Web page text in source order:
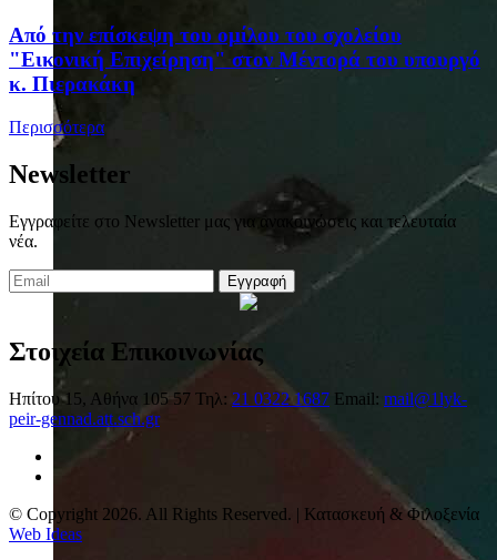
Από την επίσκεψη του ομίλου του σχολείου
"Εικονική Επιχείρηση" στον Μέντορά του υπουργό
κ. Πιερακάκη
Περισσότερα
Newsletter
Εγγραφείτε στο Newsletter μας για ανακοινώσεις και τελευταία
νέα.
Εγγραφή
Στοιχεία Επικοινωνίας
Ηπίτου 15, Αθήνα 105 57 Τηλ: 21 0322 1687 Email: mail@1lyk-
peir-gennad.att.sch.gr
© Copyright 2026. All Rights Reserved. | Κατασκευή & Φιλοξενία
Web Ideas